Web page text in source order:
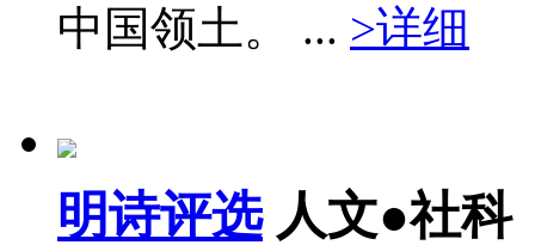
中国领土。 ... >详细
明诗评选 人文●社科